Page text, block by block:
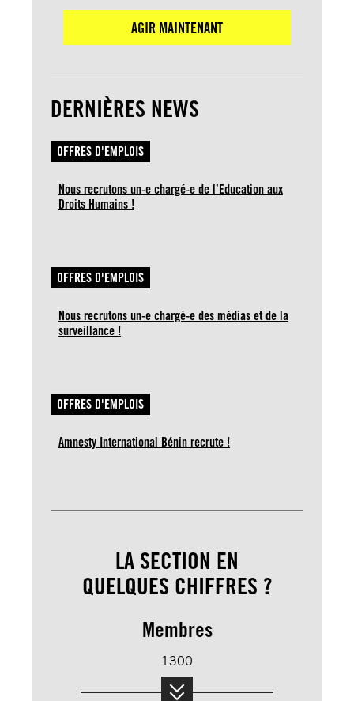
AGIR MAINTENANT
DERNIÈRES NEWS
OFFRES D'EMPLOIS
Nous recrutons un-e chargé-e de l’Education aux
Droits Humains !
OFFRES D'EMPLOIS
Nous recrutons un-e chargé-e des médias et de la
surveillance !
OFFRES D'EMPLOIS
Amnesty International Bénin recrute !
LA SECTION EN
QUELQUES CHIFFRES ?
Membres
1300